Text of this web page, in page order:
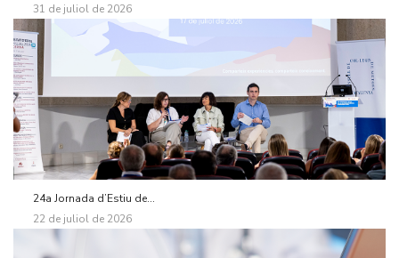
31 de juliol de 2026
24a Jornada d’Estiu de...
22 de juliol de 2026